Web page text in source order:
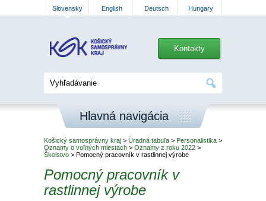
Slovensky English Deutsch Hungary
Kontakty
Hlavná navigácia
Košický samosprávny kraj > Úradná tabuľa > Personalistika >
Oznamy o voľných miestach > Oznamy z roku 2022 >
Školstvo > Pomocný pracovník v rastlinnej výrobe
Pomocný pracovník v
rastlinnej výrobe